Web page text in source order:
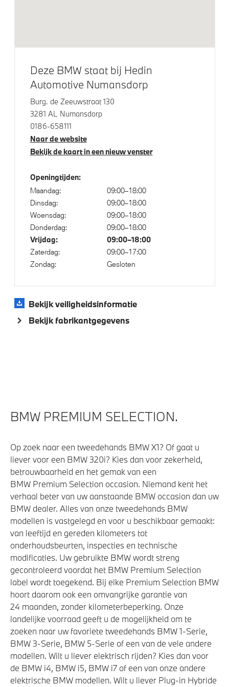
Extra getint glas in achterportierruiten en achterruit
LED koplampen
Adaptieve LED koplampen
Klimaatbeheersing
Elektrische voorzieningen
Cruise control
High-beam assistant
Buitenspiegels elektrisch inklapbaar
Comfort Access
bestuurderzijde
Achteruitrijcamera
Aandrijving en onderstel
Laadkabel (Mode 3, 22kW)
Automatische 8-traps Steptronic sporttransmissie
Anti blokkeer systeem
Veiligheid
Actieve Voetgangersbescherming
Airbag bestuurder
Elektronisch Stabiliteits Programma
Akoestische waarschuwing voor voetgangers
Park Distance Control (PDC) voor en achter
Deze BMW staat bij Hedin
Automotive Numansdorp
Burg. de Zeeuwstraat 130
3281 AL Numansdorp
0186-658111
Naar de website
Bekijk de kaart in een nieuw venster
Openingtijden:
Maandag:
09:00–18:00
Dinsdag:
09:00–18:00
Woensdag:
09:00–18:00
Donderdag:
09:00–18:00
Vrijdag: 09:00–18:00
Zaterdag:
09:00–17:00
Zondag:
Gesloten
Bekijk veiligheidsinformatie
Bekijk fabrikantgegevens
BMW PREMIUM SELECTION.
Op zoek naar een tweedehands BMW X1? Of gaat u
liever voor een BMW 320i? Kies dan voor zekerheid,
betrouwbaarheid en het gemak van een
BMW Premium Selection occasion. Niemand kent het
verhaal beter van uw aanstaande BMW occasion dan uw
BMW dealer. Alles van onze tweedehands BMW
modellen is vastgelegd en voor u beschikbaar gemaakt:
van leeftijd en gereden kilometers tot
onderhoudsbeurten, inspecties en technische
modificaties. Uw gebruikte BMW wordt streng
gecontroleerd voordat het BMW Premium Selection
label wordt toegekend. Bij elke Premium Selection BMW
hoort daarom ook een omvangrijke garantie van
24 maanden, zonder kilometerbeperking. Onze
landelijke voorraad geeft u de mogelijkheid om te
zoeken naar uw favoriete tweedehands BMW 1-Serie,
BMW 3-Serie, BMW 5-Serie of een van de vele andere
modellen. Wilt u liever elektrisch rijden? Kies dan voor
de BMW i4, BMW i5, BMW i7 of een van onze andere
elektrische BMW modellen. Wilt u liever Plug-in Hybride